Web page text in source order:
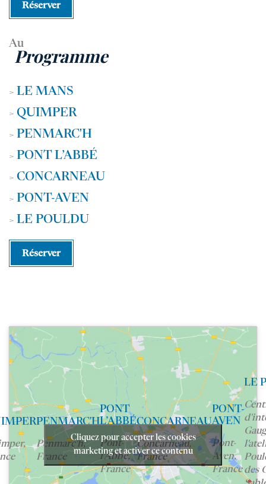
Réserver
Au
Programme
> LE MANS
> QUIMPER
> PENMARC'H
> PONT L’ABBÉ
> CONCARNEAU
> PONT-AVEN
> LE POULDU
Réserver
PENMARC'H
Penmarc'h,
France
PONT
L’ABBÉ
Pont-
l'Abbé,
France
CONCARNEAU
Concarneau,
France
PONT-
AVEN
Pont-
Aven,
France
LE
des
Cliquez pour accepter les cookies
marketing et activer ce contenu